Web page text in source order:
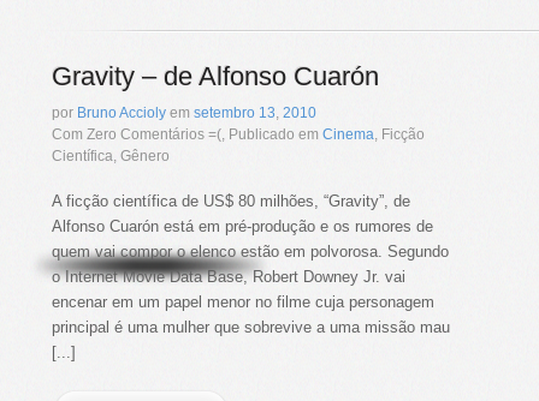
Gravity – de Alfonso Cuarón
por Bruno Accioly em setembro 13, 2010
Com Zero Comentários =(, Publicado em Cinema, Ficção
Científica, Gênero
A ficção científica de US$ 80 milhões, “Gravity”, de
Alfonso Cuarón está em pré-produção e os rumores de
quem vai compor o elenco estão em polvorosa. Segundo
o Internet Movie Data Base, Robert Downey Jr. vai
encenar em um papel menor no filme cuja personagem
principal é uma mulher que sobrevive a uma missão mau
[...]